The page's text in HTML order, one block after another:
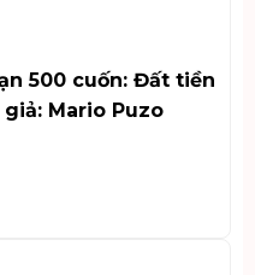
500 cuốn: Đất tiền
Mario Puzo